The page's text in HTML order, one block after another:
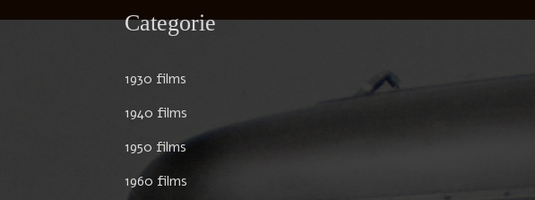
Categorie
1930 films
1940 films
1950 films
1960 films